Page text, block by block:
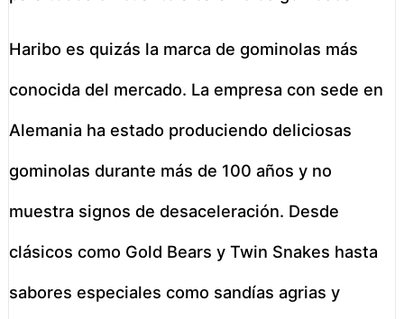
Haribo es quizás la marca de gominolas más
conocida del mercado. La empresa con sede en
Alemania ha estado produciendo deliciosas
gominolas durante más de 100 años y no
muestra signos de desaceleración. Desde
clásicos como Gold Bears y Twin Snakes hasta
sabores especiales como sandías agrias y